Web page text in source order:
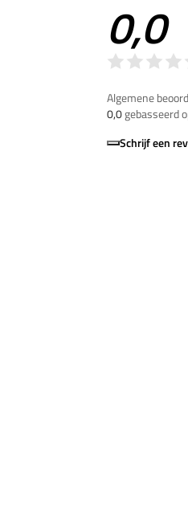
0,0
Algemene
0,0gebasseerd
Schrijf een